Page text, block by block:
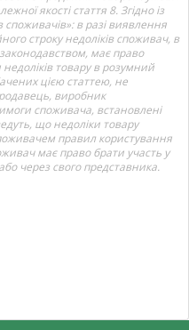
якості стаття 8. Згідно із
в разі виявлення
строку недоліків споживач, в
має право
товару в розумний
цією статтею, не
виробник
споживача, встановлені
що недоліки товару
правил користування
має право брати участь у
через свого представника.